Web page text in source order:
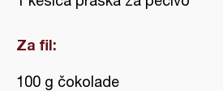
Za fil:
100 g čokolade